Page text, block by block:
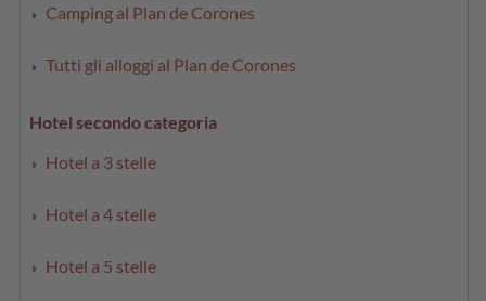
Camping al Plan de Corones
Tutti gli alloggi al Plan de Corones
Hotel secondo categoria
Hotel a 3 stelle
Hotel a 4 stelle
Hotel a 5 stelle